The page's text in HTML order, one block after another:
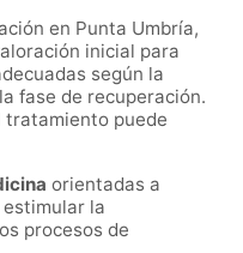
en Punta Umbría,
inicial para
según la
fase de recuperación.
tratamiento puede
orientadas a
la
procesos de